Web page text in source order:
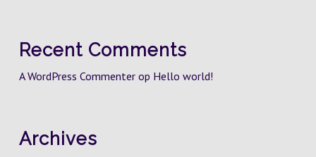
Recent Comments
A WordPress Commenterop Hello world!
Archives